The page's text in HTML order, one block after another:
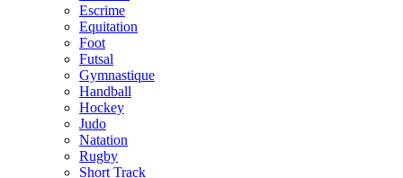
Escrime
Equitation
Foot
Futsal
Gymnastique
Handball
Hockey
Judo
Natation
Rugby
Short Track